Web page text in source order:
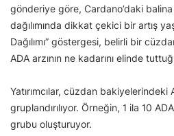
gönderiye göre, Cardano’daki balina
dağılımında dikkat çekici bir artış
Dağılımı” göstergesi, belirli bir
ADA arzının ne kadarını elinde
Yatırımcılar, cüzdan bakiyelerindeki
gruplandırılıyor. Örneğin, 1 ila 10
grubu oluşturuyor.